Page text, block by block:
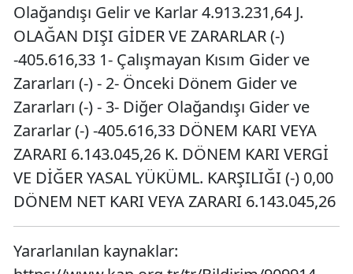
Olağandışı Gelir ve Karlar 4.913.231,64 J.
OLAĞAN DIŞI GİDER VE ZARARLAR (-)
-405.616,33 1- Çalışmayan Kısım Gider ve
Zararları (-) - 2- Önceki Dönem Gider ve
Zararları (-) - 3- Diğer Olağandışı Gider ve
Zararlar (-) -405.616,33 DÖNEM KARI VEYA
ZARARI 6.143.045,26 K. DÖNEM KARI VERGİ
VE DİĞER YASAL YÜKÜML. KARŞILIĞI (-) 0,00
DÖNEM NET KARI VEYA ZARARI 6.143.045,26
Yararlanılan kaynaklar: